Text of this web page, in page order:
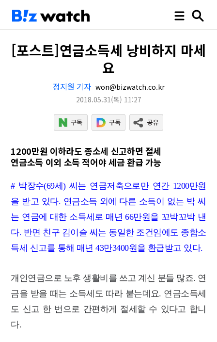
[포스트]연금소득세 낭비하지 마세
요
정지원 기자 won@bizwatch.co.kr
2018.05.31(목) 11:27
1200만원 이하라도 종소세 신고하면 절세
연금소득 이외 소득 적어야 세금 환급 가능
# 박장수(69세) 씨는 연금저축으로만 연간 1200만원
을 받고 있다. 연금소득 외에 다른 소득이 없는 박 씨
는 연금에 대한 소득세로 매년 66만원을 꼬박꼬박 낸
다. 반면 친구 김이슬 씨는 동일한 조건임에도 종합소
득세 신고를 통해 매년 43만3400원을 환급받고 있다.
개인연금으로 노후 생활비를 쓰고 계신 분들 많죠. 연
금을 받을 때는 소득세도 따라 붙는데요. 연금소득세
도 신고 한 번으로 간편하게 절세할 수 있다고 합니
다.